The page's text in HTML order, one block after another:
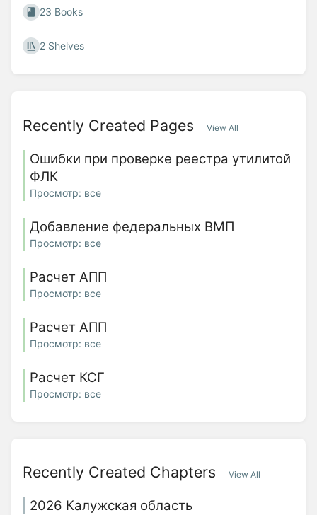
23 Books
2 Shelves
Recently Created Pages View All
Ошибки при проверке реестра утилитой
ФЛК
Просмотр: все
Добавление федеральных ВМП
Просмотр: все
Расчет АПП
Просмотр: все
Расчет АПП
Просмотр: все
Расчет КСГ
Просмотр: все
Recently Created Chapters View All
2026 Калужская область